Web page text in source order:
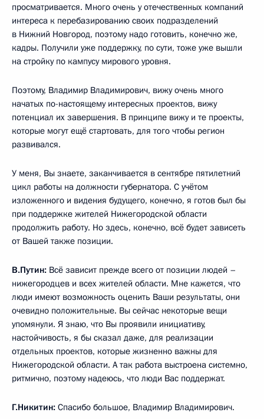
просматривается. Много очень у отечественных компаний
интереса к перебазированию своих подразделений
в Нижний Новгород, поэтому надо готовить, конечно же,
кадры. Получили уже поддержку, по сути, тоже уже вышли
на стройку по кампусу мирового уровня.
Поэтому, Владимир Владимирович, вижу очень много
начатых по-настоящему интересных проектов, вижу
потенциал их завершения. В принципе вижу и те проекты,
которые могут ещё стартовать, для того чтобы регион
развивался.
У меня, Вы знаете, заканчивается в сентябре пятилетний
цикл работы на должности губернатора. С учётом
изложенного и видения будущего, конечно, я готов был бы
при поддержке жителей Нижегородской области
продолжить работу. Но здесь, конечно, всё будет зависеть
от Вашей также позиции.
В.Путин: Всё зависит прежде всего от позиции людей –
нижегородцев и всех жителей области. Мне кажется, что
люди имеют возможность оценить Ваши результаты, они
очевидно положительные. Вы сейчас некоторые вещи
упомянули. Я знаю, что Вы проявили инициативу,
настойчивость, я бы сказал даже, для реализации
отдельных проектов, которые жизненно важны для
Нижегородской области. А так работа выстроена системно,
ритмично, поэтому надеюсь, что люди Вас поддержат.
Г.Никитин: Спасибо большое, Владимир Владимирович.